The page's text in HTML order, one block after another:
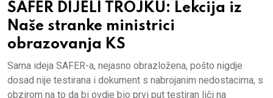
SAFER DIJELI TROJKU: Lekcija iz
Naše stranke ministrici
obrazovanja KS
Sama ideja SAFER-a, nejasno obrazložena, pošto nigdje
dosad nije testirana i dokument s nabrojanim nedostacima, s
obzirom na to da bi ovdje bio prvi put testiran liči na